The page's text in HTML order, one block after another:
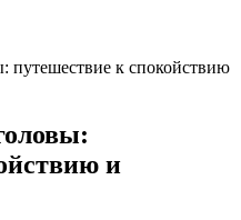
путешествие к спокойствию
и